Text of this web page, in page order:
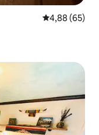
საშუალო
4,88 (65)